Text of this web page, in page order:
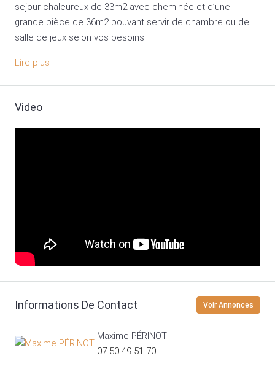
sejour chaleureux de 33m2 avec cheminée et d’une
grande pièce de 36m2 pouvant servir de chambre ou de
salle de jeux selon vos besoins.
Lire plus
Video
Informations De Contact Voir Annonces
Maxime PÉRINOT
07 50 49 51 70